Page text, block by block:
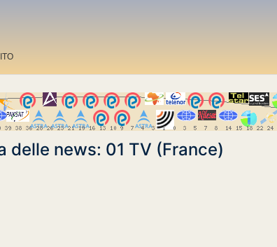
delle news: 01 TV (France)